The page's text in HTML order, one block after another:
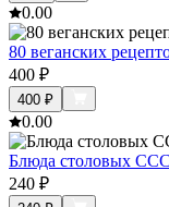
0.00
80 веганских
400 ₽
400 ₽
0.00
Блюда столовых
240 ₽